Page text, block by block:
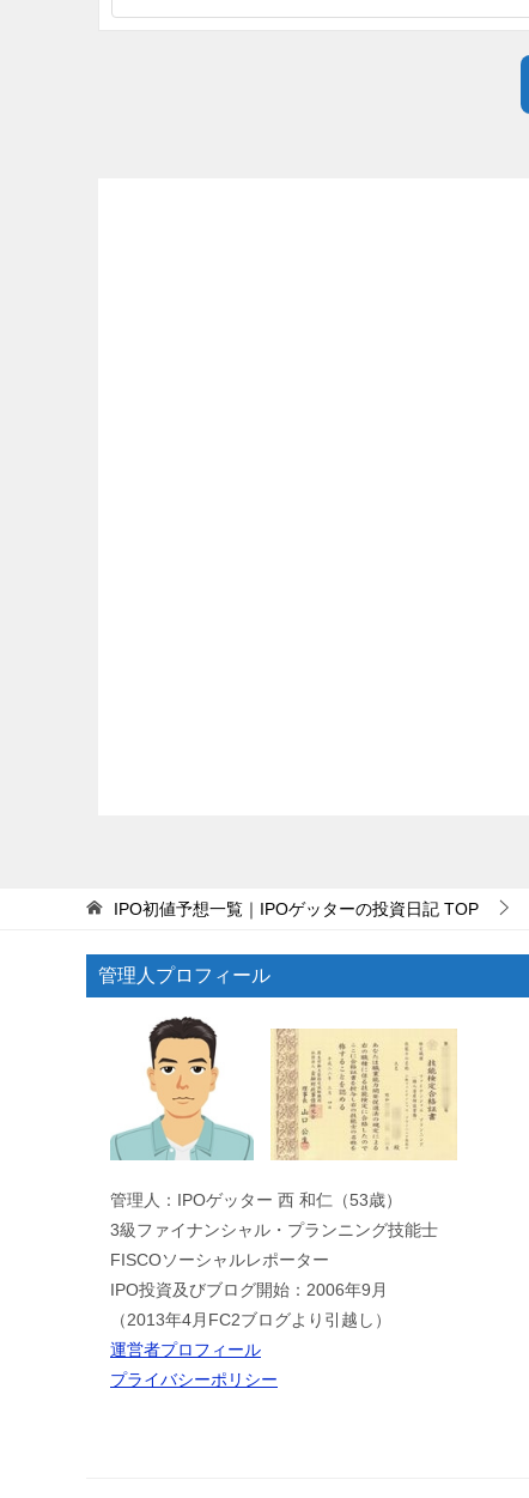
IPO初値予想一覧｜IPOゲッターの投資日記 TOP
管理人プロフィール
管理人：IPOゲッター 西 和仁（53歳）
3級ファイナンシャル・プランニング技能士
FISCOソーシャルレポーター
IPO投資及びブログ開始：2006年9月
（2013年4月FC2ブログより引越し）
運営者プロフィール
プライバシーポリシー